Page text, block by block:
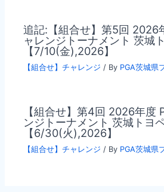
追記:【組合せ】第5回 2026
ャレンジトーナメント 茨城
【7/10(金),2026】
【組合せ】チャレンジ / By PGA茨城県
【組合せ】第4回 2026年度
ンジトーナメント 茨城トヨ
【6/30(火),2026】
【組合せ】チャレンジ / By PGA茨城県